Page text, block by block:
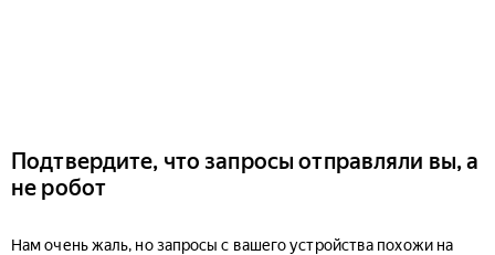
Подтвердите, что запросы отправляли вы, а
не робот
Нам очень жаль, но запросы с вашего устройства похожи на